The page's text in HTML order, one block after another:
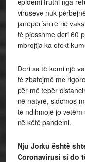
epidemi fruthi nga
viruseve nuk
janëpërfshirë në
të pjesshme deri 60
mbrojtja ka efekt
Deri sa të kemi një
të zbatojmë me
për më tepër
në natyrë, sidomos
të ndihmojë jo vetëm
në këtë pandemi.
Nju Jorku është
Coronavirusi si do